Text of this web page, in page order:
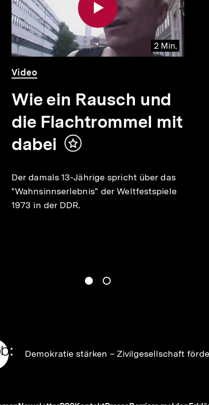
2 Min.
Video
Dauer
2
Min.
Video
Wie ein Rausch und
die Flachtrommel mit
dabei
Inhalt
Der damals 13-Jährige spricht über das
"Wahnsinnserlebnis" der Weltfestspiele
1973 in der DDR.
Springe zum Inhalt
1
(Aktueller Inhalt
) Springe zum Inhalt
2
Startseite
Demokratie stärken – Zivilgesellschaft